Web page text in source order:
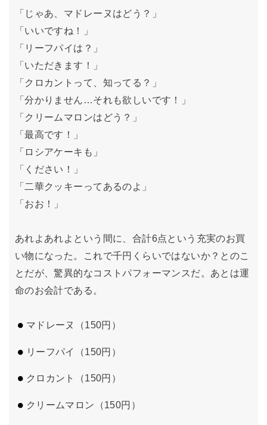
「じゃあ、マドレーヌはどう？」
「いいですね！」
「リーフパイは？」
「いただきます！」
「クロカントって、知ってる？」
「分かりません…それも欲しいです！」
「クリームマロンはどう？」
「最高です！」
「ロシアケーキも」
「ください！」
「二華クッキーってあるのよ」
「おお！」
あれよあれよという間に、合計6点という充実のお買
い物になった。これで千円くらいではないか？とのこ
とだが、驚異的なコストパフォーマンスだ。あとは運
命のお会計である。
マドレーヌ（150円）
リーフパイ（150円）
クロカント（150円）
クリームマロン（150円）